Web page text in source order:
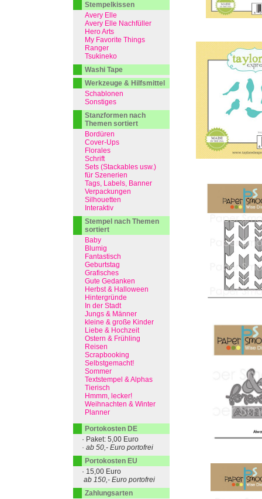
Stempelkissen
Avery Elle
Avery Elle Nachfüller
Hero Arts
My Favorite Things
Ranger
Tsukineko
Washi Tape
Werkzeuge & Hilfsmittel
Schablonen
Sonstiges
Stanzformen nach
Themen sortiert
Bordüren
Cover-Ups
Florales
Schrift
Sets (Stackables usw.)
für Szenerien
Tags, Labels, Banner
Verpackungen
Silhouetten
Interaktiv
Stempel nach Themen
sortiert
Baby
Blumig
Fantastisch
Geburtstag
Grafisches
Gute Gedanken
Herbst & Halloween
Hintergründe
In der Stadt
Jungs & Männer
kleine & große Kinder
Liebe & Hochzeit
Ostern & Frühling
Reisen
Scrapbooking
Selbstgemacht!
Sommer
Textstempel & Alphas
Tierisch
Hmmm, lecker!
Weihnachten & Winter
Planner
Portokosten DE
· Paket: 5,00 Euro
· ab 50,- Euro portofrei
Portokosten EU
· 15,00 Euro
ab 150,- Euro portofrei
Zahlungsarten